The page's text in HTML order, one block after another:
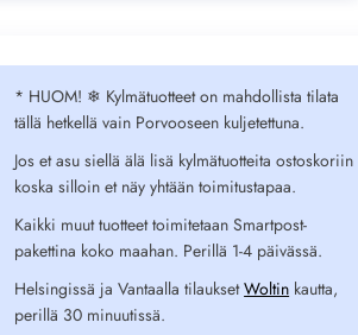
* HUOM! ❄︎ Kylmätuotteet on mahdollista tilata
tällä hetkellä vain Porvooseen kuljetettuna.
Jos et asu siellä älä lisä kylmätuotteita ostoskoriin
koska silloin et näy yhtään toimitustapaa.
Kaikki muut tuotteet toimitetaan Smartpost-
pakettina koko maahan. Perillä 1-4 päivässä.
Helsingissä ja Vantaalla tilauksetWoltin kautta,
perillä 30 minuutissä.